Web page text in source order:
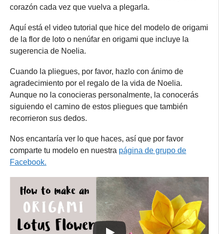
corazón cada vez que vuelva a plegarla.
Aquí está el video tutorial que hice del modelo de origami
de la flor de loto o nenúfar en origami que incluye la
sugerencia de Noelia.
Cuando la pliegues, por favor, hazlo con ánimo de
agradecimiento por el regalo de la vida de Noelia.
Aunque no la conocieras personalmente, la conocerás
siguiendo el camino de estos pliegues que también
recorrieron sus dedos.
Nos encantaría ver lo que haces, así que por favor
comparte tu modelo en nuestra página de grupo de
Facebook.